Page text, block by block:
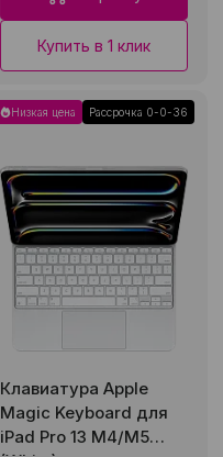
Купить в 1 клик
Низкая цена Рассрочка 0-0-36
Клавиатура Apple
Magic Keyboard для
iPad Pro 13 M4/M5